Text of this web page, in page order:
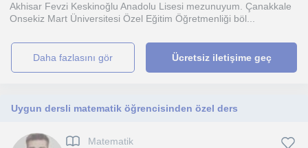
Akhisar Fevzi Keskinoğlu Anadolu Lisesi mezunuyum. Çanakkale
Onsekiz Mart Üniversitesi Özel Eğitim Öğretmenliği böl...
daha fazlasını gör Ücretsiz iletişime geç
Uygun dersli matematik öğrencisinden özel ders
Matematik